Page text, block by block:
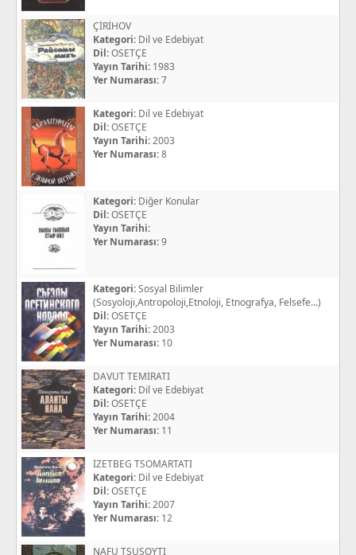
ÇİRİHOV
Kategori: Dil ve Edebiyat
Dil:OSETÇE
Yayın Tarihi: 1983
Yer Numarası:7
Kategori: Dil ve Edebiyat
Dil:OSETÇE
Yayın Tarihi:2003
Yer Numarası:8
Kategori: Diğer Konular
Dil:OSETÇE
Yayın Tarihi:
Yer Numarası:9
Kategori:Sosyal Bilimler
(Sosyoloji,Antropoloji,Etnoloji, Etnografya, Felsefe...)
Dil:OSETÇE
Yayın Tarihi:2003
Yer Numarası: 10
DAVUT TEMIRATI
Kategori: Dil ve Edebiyat
Dil:OSETÇE
Yayın Tarihi:2004
Yer Numarası: 11
İZETBEG TSOMARTATI
Kategori: Dil ve Edebiyat
Dil:OSETÇE
Yayın Tarihi:2007
Yer Numarası: 12
NAFU TSUSOYTI